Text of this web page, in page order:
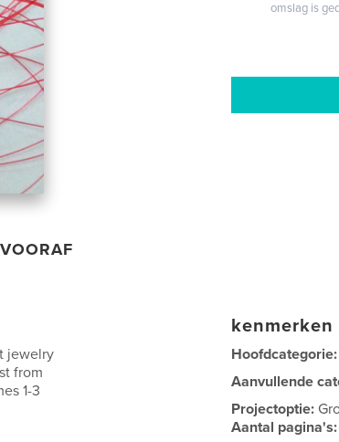
omslag is
jewelry
from
1-3
Hoofdcategorie:
Aanvullende
Projectoptie:
Aantal